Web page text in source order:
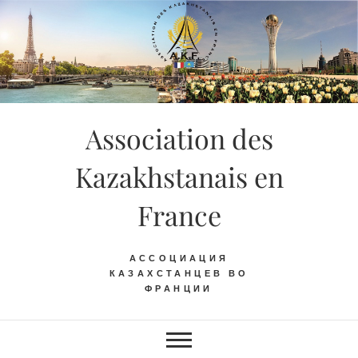
Skip
content
Association des
Kazakhstanais en
France
АССОЦИАЦИЯ
КАЗАХСТАНЦЕВ ВО
ФРАНЦИИ